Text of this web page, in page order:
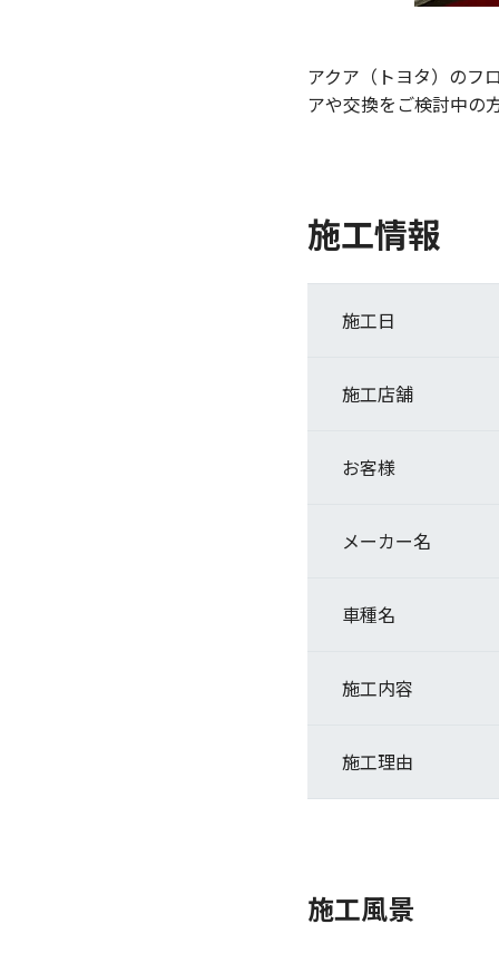
アクア（トヨタ）のフ
アや交換をご検討中の
施工情報
施工日
施工店舗
お客様
メーカー名
車種名
施工内容
施工理由
施工風景